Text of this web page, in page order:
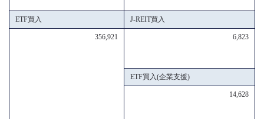
ETF買入 J-REIT買入
356,921 6,823
ETF買入(企業支援)
14,628